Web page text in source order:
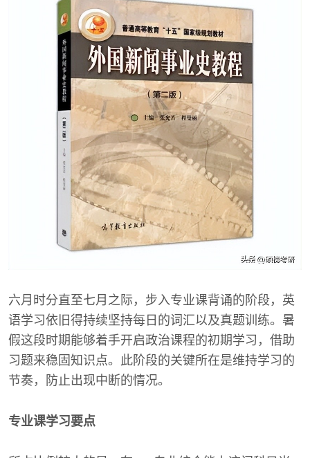
六月时分直至七月之际，步入专业课背诵的阶段，英
语学习依旧得持续坚持每日的词汇以及真题训练。暑
假这段时期能够着手开启政治课程的初期学习，借助
习题来稳固知识点。此阶段的关键所在是维持学习的
节奏，防止出现中断的情况。
专业课学习要点